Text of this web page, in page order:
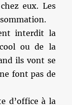
eux. Les
interdit la
ou de la
ils vont se
font pas de
d’office à la